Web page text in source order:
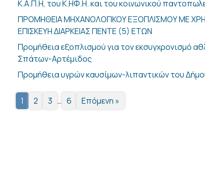
Κ.Α.Π.Η, του Κ.ΗΦ.Η. και του κοινωνικού
ΠΡΟΜΗΘΕΙΑ ΜΗΧΑΝΟΛΟΓΙΚΟΥ ΕΞΟΠΛΙΣΜΟΥ ΜΕ
ΕΠΙΣΚΕΥΗ ΔΙΑΡΚΕΙΑΣ ΠΕΝΤΕ (5) ΕΤΩΝ
Προμήθεια εξοπλισμού για τον εκσυγχρονισμό
Σπάτων-Αρτέμιδος
Προμήθεια υγρών καυσίμων-λιπαντικών του
1 2 3 … 6 Επόμενη »